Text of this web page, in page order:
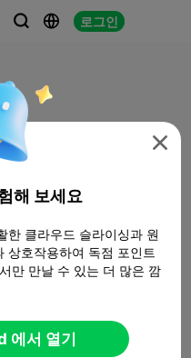
  로그인

해 보세요
한 클라우드 슬라이싱과 원
상호작용하여 독점 포인트
만 만날 수 있는 더 많은 깜
서 열기